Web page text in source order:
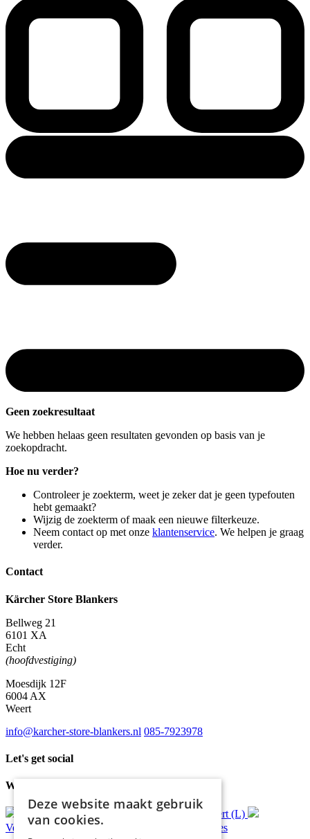
Geen zoekresultaat
We hebben helaas geen resultaten gevonden op basis van je
zoekopdracht.
Hoe nu verder?
Controleer je zoekterm, weet je zeker dat je geen typefouten
hebt gemaakt?
Wijzig de zoekterm of maak een nieuwe filterkeuze.
Neem contact op met onze klantenservice. We helpen je graag
verder.
Contact
Kärcher Store Blankers
Bellweg 21
6101 XA
Echt
(hoofdvestiging)
Moesdijk 12F
6004 AX
Weert
info@karcher-store-blankers.nl 085-7923978
Let's get social
Waar wij voor staan
bezorging*
Ophalen in Echt of Weert (L)
Verzonden binnen 48 uur* advies
Deze website maakt gebruik
van cookies.